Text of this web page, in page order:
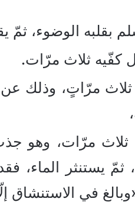
بقلبه الوضوء، ثمّ
كفّيه ثلاث مرّات.
مرّاتٍ، وذلك
ثلاث مرّات، وهو
ثمّ يستنثر الماء،
في الاستنشاق